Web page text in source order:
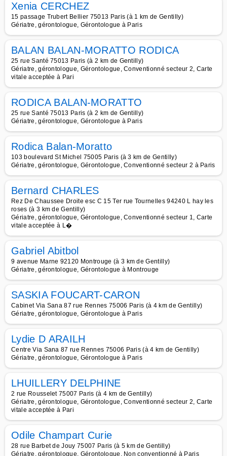
Xenia CERCHEZ
15 passage Trubert Bellier 75013 Paris (à 1 km de Gentilly)
Gériatre, gérontologue, Gérontologue à Paris
BALAN BALAN-MORATTO RODICA
25 rue Santé 75013 Paris (à 2 km de Gentilly)
Gériatre, gérontologue, Gérontologue, Conventionné secteur 2, Carte
vitale acceptée à Pari
RODICA BALAN-MORATTO
25 rue Santé 75013 Paris (à 2 km de Gentilly)
Gériatre, gérontologue, Gérontologue à Paris
Rodica Balan-Moratto
103 boulevard St Michel 75005 Paris (à 3 km de Gentilly)
Gériatre, gérontologue, Gérontologue, Conventionné secteur 2 à Paris
Bernard CHARLES
Rez De Chaussee Droite esc C 15 Ter rue Tournelles 94240 L hay les
roses (à 3 km de Gentilly)
Gériatre, gérontologue, Gérontologue, Conventionné secteur 1, Carte
vitale acceptée à L�
Gabriel Abitbol
9 avenue Marne 92120 Montrouge (à 3 km de Gentilly)
Gériatre, gérontologue, Gérontologue à Montrouge
SASKIA FOUCART-CARON
Cabinet Via Sana 87 rue Rennes 75006 Paris (à 4 km de Gentilly)
Gériatre, gérontologue, Gérontologue à Paris
Lydie D ARAILH
Centre Via Sana 87 rue Rennes 75006 Paris (à 4 km de Gentilly)
Gériatre, gérontologue, Gérontologue à Paris
LHUILLERY DELPHINE
2 rue Rousselet 75007 Paris (à 4 km de Gentilly)
Gériatre, gérontologue, Gérontologue, Conventionné secteur 2, Carte
vitale acceptée à Pari
Odile Champart Curie
28 rue Barbet de Jouy 75007 Paris (à 5 km de Gentilly)
Gériatre, gérontologue, Gérontologue, Non conventionné à Paris